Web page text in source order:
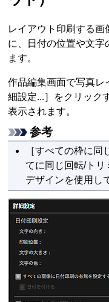
レイアウト印刷する
に、日付の位置や文字
ます。
作品編集画面で写真レ
細設定...］をクリック
表示されます。
参考
［すべての枠に同
てに同じ回転/トリ
デザインを使用し